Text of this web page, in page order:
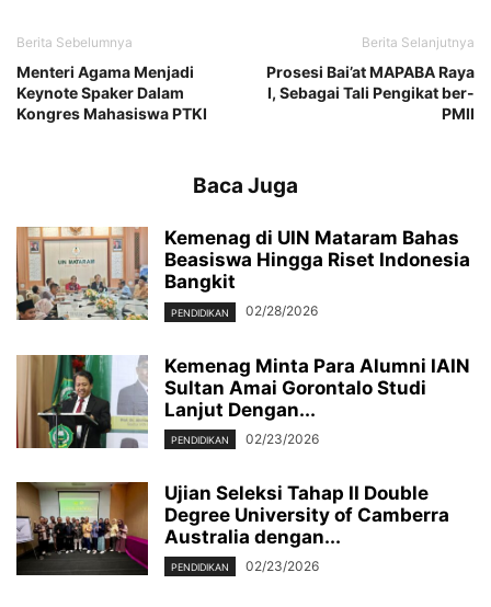
Berita Sebelumnya
Menteri Agama Menjadi
Keynote Spaker Dalam
Kongres Mahasiswa PTKI
Berita Selanjutnya
Prosesi Bai’at MAPABA Raya
I, Sebagai Tali Pengikat ber-
PMII
Baca Juga
Kemenag di UIN Mataram Bahas
Beasiswa Hingga Riset Indonesia
Bangkit
PENDIDIKAN 02/28/2026
Kemenag Minta Para Alumni IAIN
Sultan Amai Gorontalo Studi
Lanjut Dengan...
PENDIDIKAN 02/23/2026
Ujian Seleksi Tahap II Double
Degree University of Camberra
Australia dengan...
PENDIDIKAN 02/23/2026